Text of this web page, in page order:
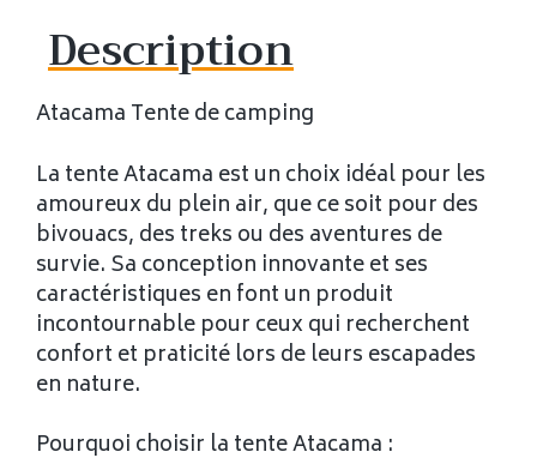
Description
Atacama Tente de camping
La tente Atacama est un choix idéal pour les
amoureux du plein air, que ce soit pour des
bivouacs, des treks ou des aventures de
survie. Sa conception innovante et ses
caractéristiques en font un produit
incontournable pour ceux qui recherchent
confort et praticité lors de leurs escapades
en nature.
Pourquoi choisir la tente Atacama :